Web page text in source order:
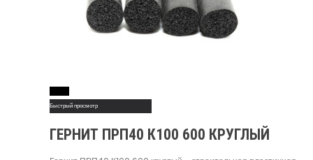
Быстрый просмотр
ГЕРНИТ ПРП40 К100 600 КРУГЛЫЙ